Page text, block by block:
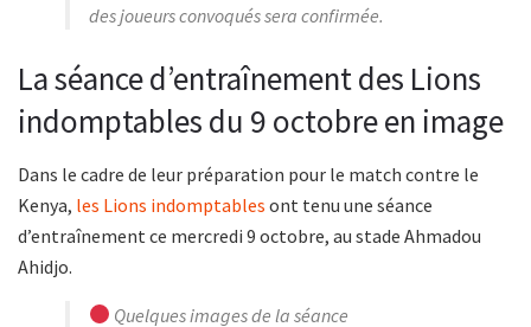
des joueurs convoqués sera confirmée.
La séance d’entraînement des Lions
indomptables du 9 octobre en image
Dans le cadre de leur préparation pour le match contre le
Kenya, les Lions indomptables ont tenu une séance
d’entraînement ce mercredi 9 octobre, au stade Ahmadou
Ahidjo.
Quelques images de la séance